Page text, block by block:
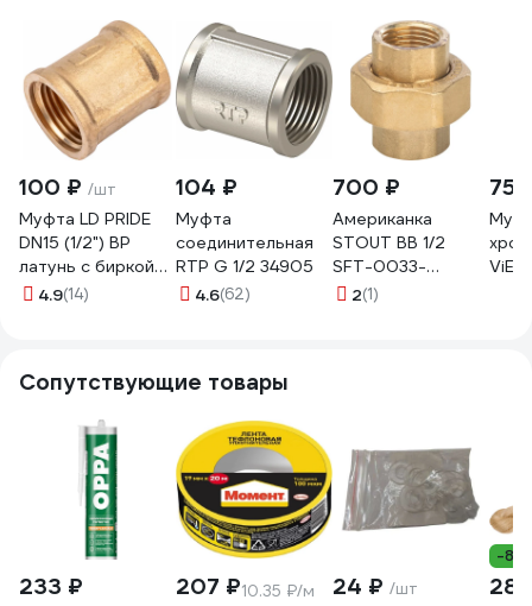
100 ₽ /шт
Муфта LD PRIDE
DN15 (1/2") ВР
латунь с биркой
LD.65.502.15.1
4.9(14)
104 ₽
Муфта
соединительная
RTP G 1/2 34905
4.6(62)
700 ₽
Американка
STOUT ВB 1/2
SFT-0033-
000012
2(1)
ViEir
Сопутствующие товары
233 ₽ 207 ₽10.35 ₽/м 24 ₽ /шт
-8%